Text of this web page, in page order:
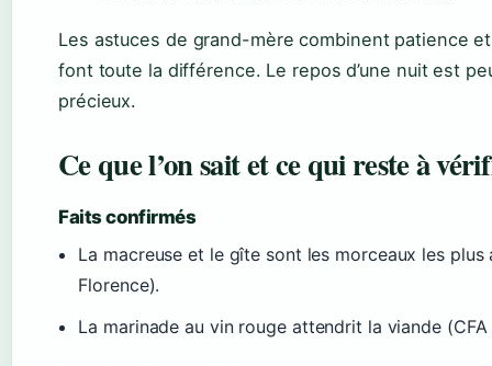
Les astuces de grand-mère combinent patience
font toute la différence. Le repos d’une nuit est
précieux.
Ce que l’on sait et ce qui reste à
Faits confirmés
La macreuse et le gîte sont les morceaux les plus
Florence).
La marinade au vin rouge attendrit la viande